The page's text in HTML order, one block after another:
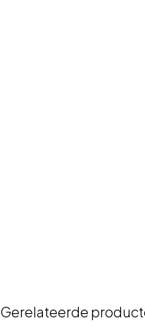
Gerelateerde